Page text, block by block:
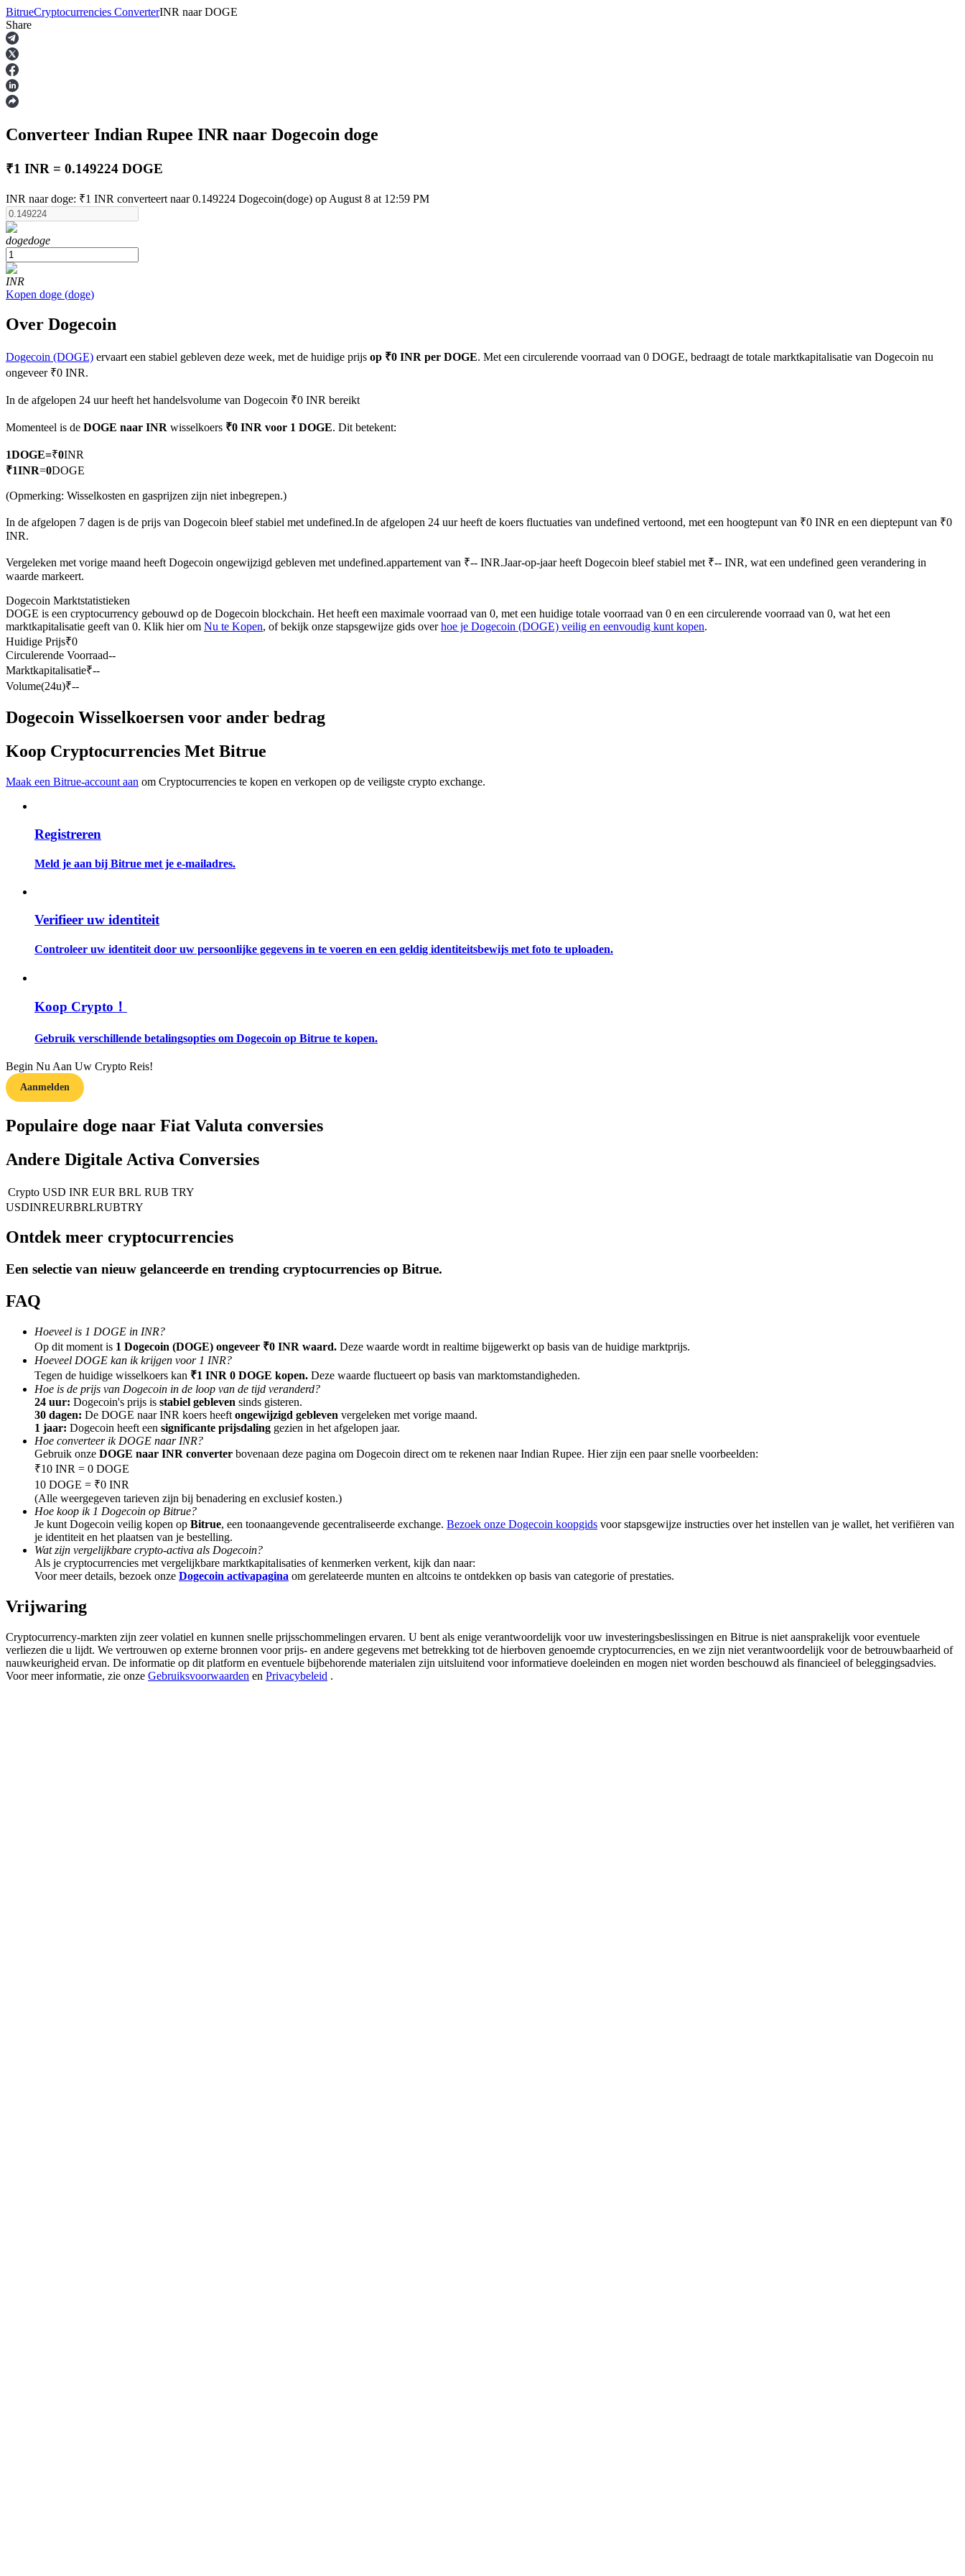
Termijncontracten
USDT-futures
Futures met USDT als onderpand
TradFi
USDC-futures
Futures met USDC als onderpand
Sluit je aan bij top traders
Geniet van winstdeling en copy trading commissies
Big data-analyse inclusief handelsinformatie, enz.
Futures-startgids
Handelsstrategieën
Leer hoe u winstgevend kunt blijven
Verdienen
BitrueCryptocurrencies ConverterINR naar DOGE
Share
Converteer Indian Rupee INR naar Dogecoin doge
₹1 INR = 0.149224 DOGE
INR naar doge: ₹1 INR converteert naar 0.149224 Dogecoin(doge) op August 8 at 12:59 PM
dogedoge
INR
Kopen doge (doge)
Over Dogecoin
Dogecoin (DOGE) ervaart een stabiel gebleven deze week, met de huidige prijs op ₹0 INR per DOGE. Met een circulerende voorraad van 0 DOGE, bedraagt de totale marktkapitalisatie van Dogecoin nu
ongeveer ₹0 INR.
In de afgelopen 24 uur heeft het handelsvolume van Dogecoin ₹0 INR bereikt
Momenteel is de DOGE naar INR wisselkoers ₹0 INR voor 1 DOGE. Dit betekent:
1DOGE=₹0INR
₹1INR=0DOGE
(Opmerking: Wisselkosten en gasprijzen zijn niet inbegrepen.)
In de afgelopen 7 dagen is de prijs van Dogecoin bleef stabiel met undefined.In de afgelopen 24 uur heeft de koers fluctuaties van undefined vertoond, met een hoogtepunt van ₹0 INR en een dieptepunt van ₹0
INR.
Vergeleken met vorige maand heeft Dogecoin ongewijzigd gebleven met undefined.appartement van ₹-- INR.Jaar-op-jaar heeft Dogecoin bleef stabiel met ₹-- INR, wat een undefined geen verandering in
waarde markeert.
Dogecoin Marktstatistieken
DOGE is een cryptocurrency gebouwd op de Dogecoin blockchain. Het heeft een maximale voorraad van 0, met een huidige totale voorraad van 0 en een circulerende voorraad van 0, wat het een
marktkapitalisatie geeft van 0. Klik hier om Nu te Kopen, of bekijk onze stapsgewijze gids overhoe je Dogecoin (DOGE) veilig en eenvoudig kunt kopen.
Huidige Prijs₹0
Circulerende Voorraad--
Marktkapitalisatie₹--
Volume(24u)₹--
Dogecoin Wisselkoersen voor ander bedrag
Koop Cryptocurrencies Met Bitrue
Maak een Bitrue-account aan om Cryptocurrencies te kopen en verkopen op de veiligste crypto exchange.
Registreren
Meld je aan bij Bitrue met je e-mailadres.
Verifieer uw identiteit
Controleer uw identiteit door uw persoonlijke gegevens in te voeren en een geldig identiteitsbewijs met foto te uploaden.
Koop Crypto！
Gebruik verschillende betalingsopties om Dogecoin op Bitrue te kopen.
Begin Nu Aan Uw Crypto Reis!
Aanmelden
Populaire doge naar Fiat Valuta conversies
Andere Digitale Activa Conversies
Crypto USD INR EUR BRL RUB TRY
USDINREURBRLRUBTRY
Ontdek meer cryptocurrencies
Een selectie van nieuw gelanceerde en trending cryptocurrencies op Bitrue.
FAQ
Hoeveel is 1 DOGE in INR?
Op dit moment is 1 Dogecoin (DOGE) ongeveer ₹0 INR waard. Deze waarde wordt in realtime bijgewerkt op basis van de huidige marktprijs.
Hoeveel DOGE kan ik krijgen voor 1 INR?
Tegen de huidige wisselkoers kan ₹1 INR 0 DOGE kopen. Deze waarde fluctueert op basis van marktomstandigheden.
Hoe is de prijs van Dogecoin in de loop van de tijd veranderd?
24 uur: Dogecoin's prijs is stabiel gebleven sinds gisteren.
30 dagen: De DOGE naar INR koers heeft ongewijzigd gebleven vergeleken met vorige maand.
1 jaar: Dogecoin heeft een significante prijsdaling gezien in het afgelopen jaar.
Hoe converteer ik DOGE naar INR?
Gebruik onze DOGE naar INR converter bovenaan deze pagina om Dogecoin direct om te rekenen naar Indian Rupee. Hier zijn een paar snelle voorbeelden:
₹10 INR = 0 DOGE
10 DOGE = ₹0 INR
(Alle weergegeven tarieven zijn bij benadering en exclusief kosten.)
Hoe koop ik 1 Dogecoin op Bitrue?
Je kunt Dogecoin veilig kopen op Bitrue, een toonaangevende gecentraliseerde exchange. Bezoek onze Dogecoin koopgids voor stapsgewijze instructies over het instellen van je wallet, het verifiëren van
je identiteit en het plaatsen van je bestelling.
Wat zijn vergelijkbare crypto-activa als Dogecoin?
Als je cryptocurrencies met vergelijkbare marktkapitalisaties of kenmerken verkent, kijk dan naar:
Voor meer details, bezoek onze Dogecoin activapagina om gerelateerde munten en altcoins te ontdekken op basis van categorie of prestaties.
Vrijwaring
Cryptocurrency-markten zijn zeer volatiel en kunnen snelle prijsschommelingen ervaren. U bent als enige verantwoordelijk voor uw investeringsbeslissingen en Bitrue is niet aansprakelijk voor eventuele
verliezen die u lijdt. We vertrouwen op externe bronnen voor prijs- en andere gegevens met betrekking tot de hierboven genoemde cryptocurrencies, en we zijn niet verantwoordelijk voor de betrouwbaarheid of
nauwkeurigheid ervan. De informatie op dit platform en eventuele bijbehorende materialen zijn uitsluitend voor informatieve doeleinden en mogen niet worden beschouwd als financieel of beleggingsadvies.
Voor meer informatie, zie onze Gebruiksvoorwaarden en Privacybeleid .